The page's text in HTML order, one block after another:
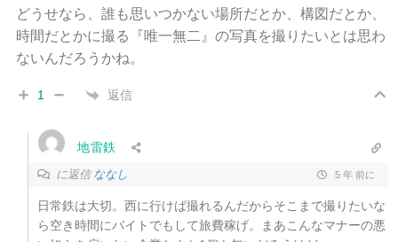
どうせなら、誰も思いつかない場所だとか、構図だとか、
時間だとかに撮る『唯一無二』の写真を撮りたいとは思わ
ないんだろうかね。
1 返信
地雷鉄
に返信ななし 5 年 前に
日常鉄は大切。西に行けば撮れるんだからそこまで撮りたいな
ら空き時間にバイトでもして旅費稼げ。まあこんなマナーの悪